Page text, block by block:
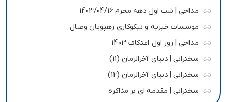
مداحی | شب اول دهه محرم 1403/04/16
موسسات خیریه و نیکوکاری رهپویان وصال
مداحی | روز اول اعتکاف 1403
سخنرانی | دنیای آخرالزمان (11)
سخنرانی | دنیای آخرالزمان (12)
سخنرانی | مقدمه ای بر مذاکره